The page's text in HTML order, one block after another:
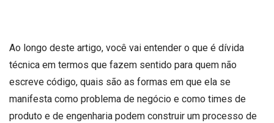
Ao longo deste artigo, você vai entender o que é dívida
técnica em termos que fazem sentido para quem não
escreve código, quais são as formas em que ela se
manifesta como problema de negócio e como times de
produto e de engenharia podem construir um processo de